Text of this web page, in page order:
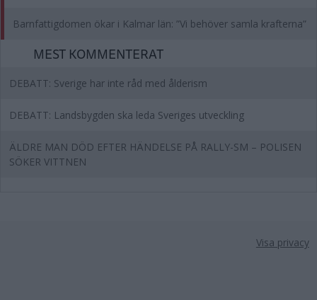
Barnfattigdomen ökar i Kalmar län: ”Vi behöver samla krafterna”
MEST KOMMENTERAT
DEBATT: Sverige har inte råd med ålderism
DEBATT: Landsbygden ska leda Sveriges utveckling
ÄLDRE MAN DÖD EFTER HÄNDELSE PÅ RALLY-SM – POLISEN
SÖKER VITTNEN
Visa privacy